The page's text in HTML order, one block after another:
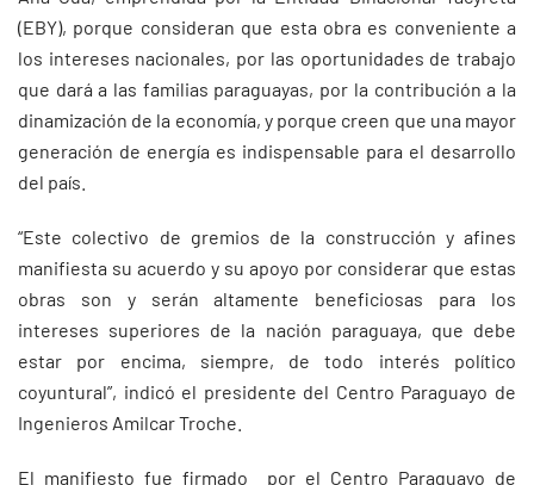
(EBY), porque consideran que esta obra es conveniente a
los intereses nacionales, por las oportunidades de trabajo
que dará a las familias paraguayas, por la contribución a la
dinamización de la economía, y porque creen que una mayor
generación de energía es indispensable para el desarrollo
del país.
“Este colectivo de gremios de la construcción y afines
manifiesta su acuerdo y su apoyo por considerar que estas
obras son y serán altamente beneficiosas para los
intereses superiores de la nación paraguaya, que debe
estar por encima, siempre, de todo interés político
coyuntural”, indicó el presidente del Centro Paraguayo de
Ingenieros Amilcar Troche.
El manifiesto fue firmado por el Centro Paraguayo de